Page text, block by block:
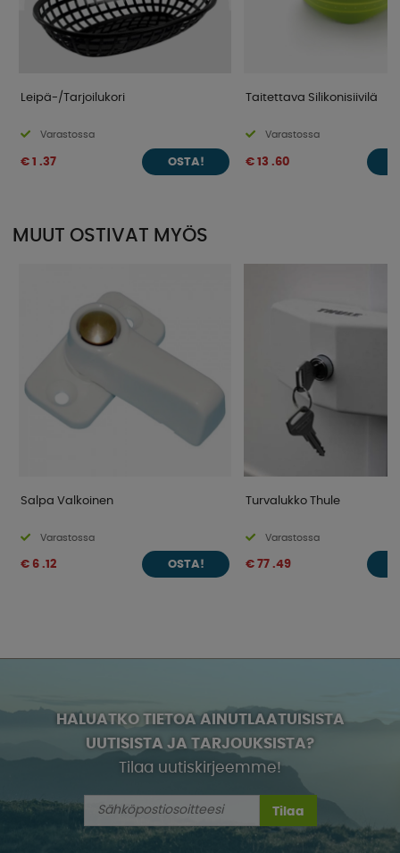
Leipä-/Tarjoilukori
Varastossa
€ 1 .37 OSTA!
Taitettava Silikonisiivilä
Varastossa
€ 13 .60
MUUT OSTIVAT MYÖS
Salpa Valkoinen
Varastossa
€ 6 .12 OSTA!
Turvalukko Thule
Varastossa
€ 77 .49
HALUATKO TIETOA AINUTLAATUISISTA
UUTISISTA JA TARJOUKSISTA?
Tilaa uutiskirjeemme!
Tilaa